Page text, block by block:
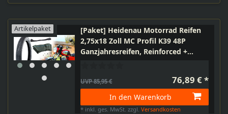
Artikelpaket
[Paket] Heidenau Motorrad Reifen
2,75x18 Zoll MC Profil K39 48P
Ganzjahresreifen, Reinforced +
UVP 85,95 € 76,89 € *
In den Warenkorb
* inkl. ges. MwSt. zzgl.Versandkosten